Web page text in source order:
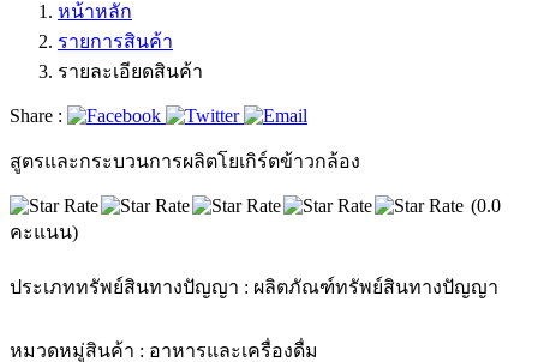
หน้าหลัก
รายการสินค้า
รายละเอียดสินค้า
Share :
สูตรและกระบวนการผลิตโยเกิร์ตข้าวกล้อง
(0.0
คะแนน)
ประเภททรัพย์สินทางปัญญา : ผลิตภัณฑ์ทรัพย์สินทางปัญญา
หมวดหมู่สินค้า : อาหารและเครื่องดื่ม